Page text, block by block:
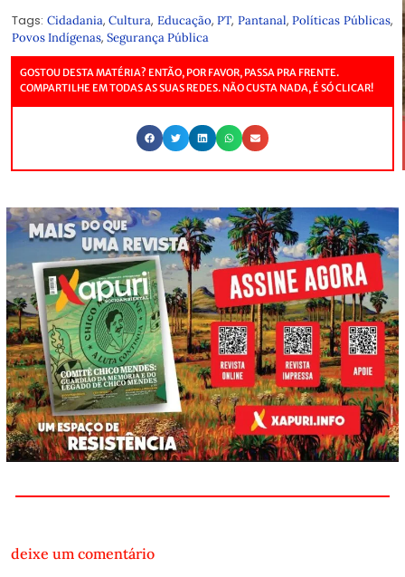
Tags: Cidadania,Cultura, Educação,PT, Pantanal,Políticas Públicas,
Povos Indígenas, Segurança Pública
GOSTOU DESTA MATÉRIA? ENTÃO, POR FAVOR, PASSA PRA FRENTE.
COMPARTILHE EM TODAS AS SUAS REDES. NÃO CUSTA NADA, É SÓ CLICAR!
deixe um comentário